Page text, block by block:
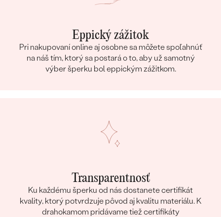
Eppický zážitok
Pri nakupovaní online aj osobne sa môžete spoľahnúť
na náš tím, ktorý sa postará o to, aby už samotný
výber šperku bol eppickým zážitkom.
Transparentnosť
Ku každému šperku od nás dostanete certifikát
kvality, ktorý potvrdzuje pôvod aj kvalitu materiálu. K
drahokamom pridávame tiež certifikáty